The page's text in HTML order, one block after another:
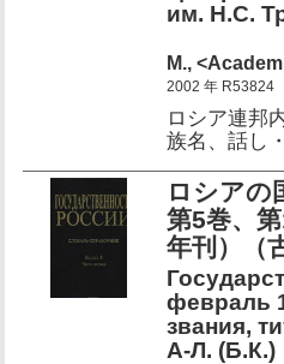
им. Н.С.
М.,
2002 年 R53824
ロシア連邦
族名、話し
ロシア
第5巻、
年刊）（
февраль
звания,
А-Л. (Б.К.)